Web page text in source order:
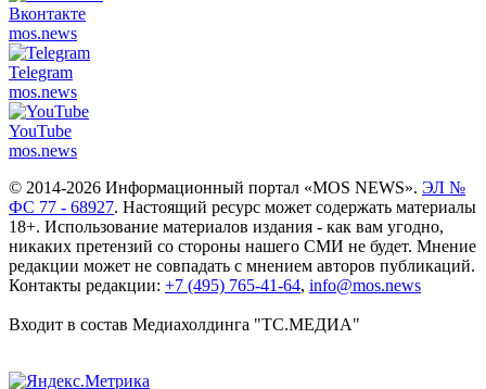
Вконтакте
mos.news
Telegram
mos.news
YouTube
mos.news
© 2014-2026 Информационный портал «MOS NEWS». ЭЛ №
ФС 77 - 68927. Настоящий ресурс может содержать материалы
18+. Использование материалов издания - как вам угодно,
никаких претензий со стороны нашего СМИ не будет. Мнение
редакции может не совпадать с мнением авторов публикаций.
Контакты редакции: +7 (495) 765-41-64, info@mos.news
Входит в состав Медиахолдинга "ТС.МЕДИА"